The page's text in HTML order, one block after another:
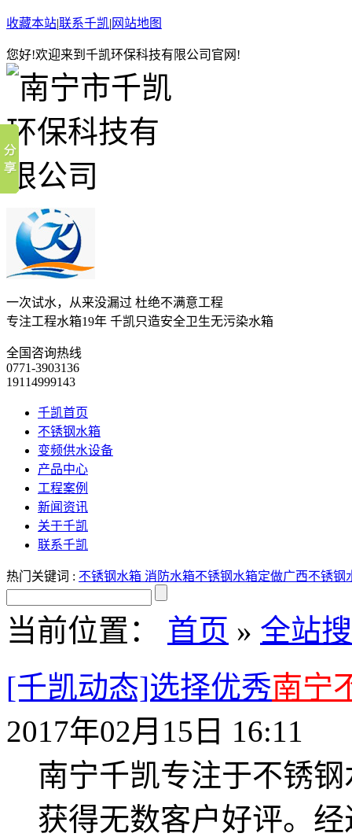
收藏本站|联系千凯| 网站地图
您好!欢迎来到千凯环保科技有限公司官网!
一次试水，从来没漏过 杜绝不满意工程
专注工程水箱19年 千凯只造安全卫生无污染水箱
全国咨询热线
0771-3903136
19114999143
千凯首页
不锈钢水箱
变频供水设备
产品中心
工程案例
新闻资讯
关于千凯
联系千凯
热门关键词 : 不锈钢水箱 消防水箱不锈钢水箱定做广西不锈钢
当前位置： 首页 » 全站
[千凯动态]选择优秀南宁
2017年02月15日 16:11
南宁千凯专注于不锈
获得无数客户好评。